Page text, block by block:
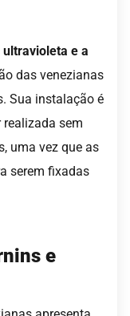
e a
das venezianas
Sua instalação é
realizada sem
uma vez que as
serem fixadas
e